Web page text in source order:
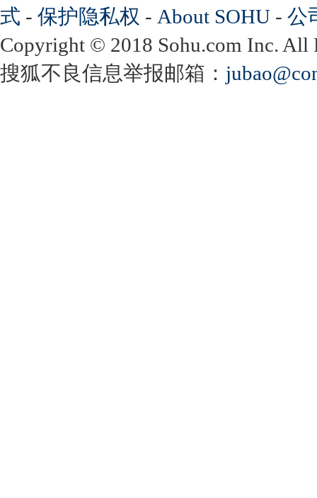
式 - 保护隐私权 - About SOHU - 公
Copyright © 2018 Sohu.com Inc.
搜狐不良信息举报邮箱：